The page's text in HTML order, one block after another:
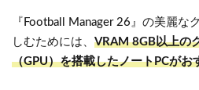
『Football Manager 26』の美麗な
しむためには、 VRAM 8GB以上の
（GPU）を搭載したノートPCがお